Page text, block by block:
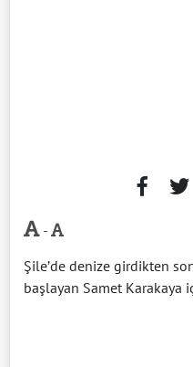
-
Şile’de denize girdikten
başlayan Samet Karakaya